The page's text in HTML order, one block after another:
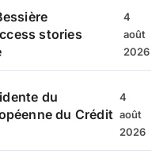
stories
4
août
2026
du
du Crédit
4
août
2026